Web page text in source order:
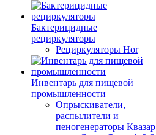
Бактерицидные
рециркуляторы
Рециркуляторы Hor
Инвентарь для пищевой
промышленности
Опрыскиватели,
распылители и
пеногенераторы Квазар